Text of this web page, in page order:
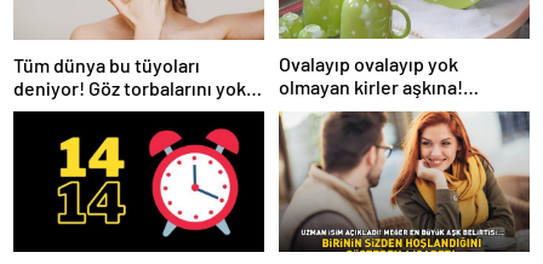
Tüm dünya bu tüyoları
deniyor! Göz torbalarını yok
eden yöntem: Hemoroid
Ovalayıp ovalayıp yok
olmayan kirler aşkına!
Kokusu çıkmayan bulaşıklara
en etkili yöntem